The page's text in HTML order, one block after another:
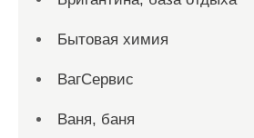
Бытовая химия
ВагСервис
Ваня, баня